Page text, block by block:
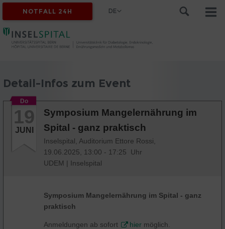
NOTFALL 24H DE
Detail-Infos zum Event
Do
19
JUNI
Symposium Mangelernährung im
Spital - ganz praktisch
Inselspital, Auditorium Ettore Rossi,
19.06.2025, 13:00 - 17:25 Uhr
UDEM | Inselspital
Symposium Mangelernährung im Spital - ganz
praktisch
Anmeldungen ab sofort hier möglich.